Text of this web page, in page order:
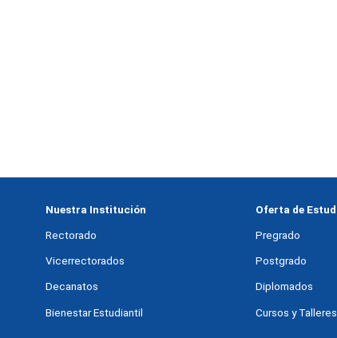
Nuestra Institución
Rectorado
Vicerrectorados
Decanatos
Bienestar Estudiantil
Oferta de
Pregrado
Postgrado
Diplomados
Cursos y Talleres